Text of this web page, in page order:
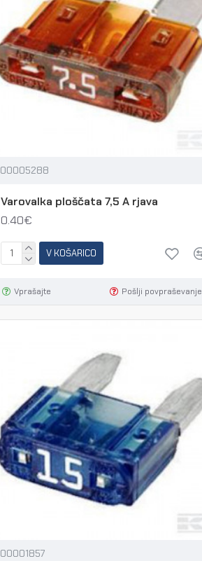
00005288
Varovalka ploščata 7,5 A rjava
0.40€
V KOŠARICO
Vprašajte Pošlji povpraševanje
00001857